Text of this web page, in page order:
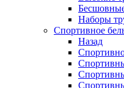
Наборы
Спортивное
Назад